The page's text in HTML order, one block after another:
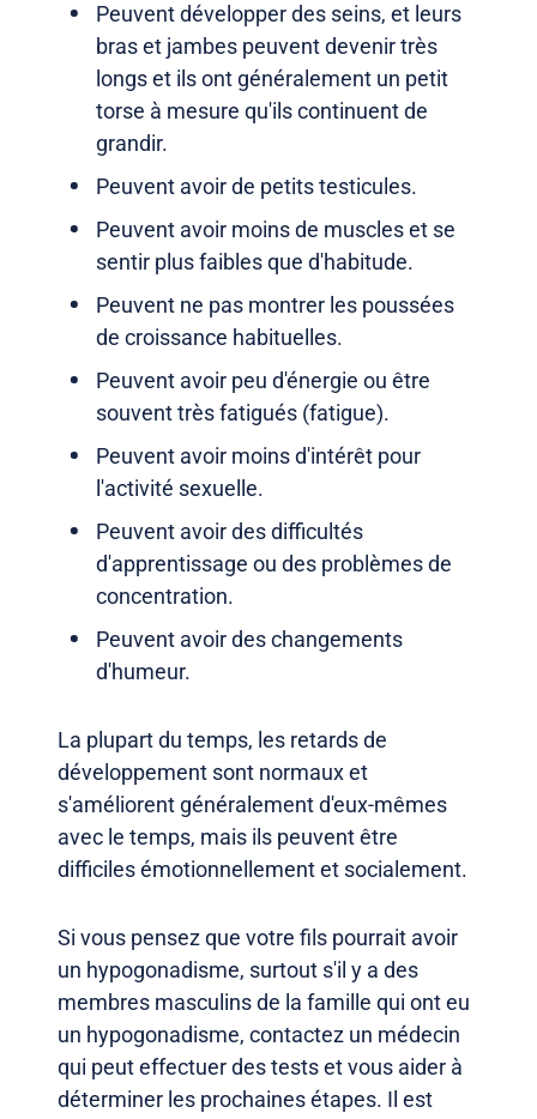
Peuvent développer des seins, et leurs
bras et jambes peuvent devenir très
longs et ils ont généralement un petit
torse à mesure qu'ils continuent de
grandir.
Peuvent avoir de petits testicules.
Peuvent avoir moins de muscles et se
sentir plus faibles que d'habitude.
Peuvent ne pas montrer les poussées
de croissance habituelles.
Peuvent avoir peu d'énergie ou être
souvent très fatigués (fatigue).
Peuvent avoir moins d'intérêt pour
l'activité sexuelle.
Peuvent avoir des difficultés
d'apprentissage ou des problèmes de
concentration.
Peuvent avoir des changements
d'humeur.
La plupart du temps, les retards de
développement sont normaux et
s'améliorent généralement d'eux-mêmes
avec le temps, mais ils peuvent être
difficiles émotionnellement et socialement.
Si vous pensez que votre fils pourrait avoir
un hypogonadisme, surtout s'il y a des
membres masculins de la famille qui ont eu
un hypogonadisme, contactez un médecin
qui peut effectuer des tests et vous aider à
déterminer les prochaines étapes. Il est